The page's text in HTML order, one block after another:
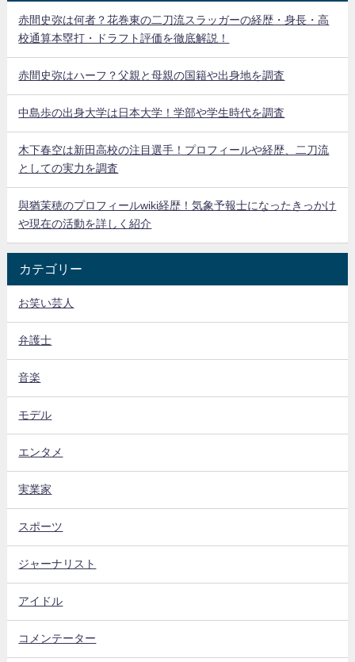
赤間史弥は何者？花巻東の二刀流スラッガーの経歴・身長・高
校通算本塁打・ドラフト評価を徹底解説！
赤間史弥はハーフ？父親と母親の国籍や出身地を調査
中島歩の出身大学は日本大学！学部や学生時代を調査
木下春空は新田高校の注目選手！プロフィールや経歴、二刀流
としての実力を調査
與猶茉穂のプロフィールwiki経歴！気象予報士になったきっかけ
や現在の活動を詳しく紹介
カテゴリー
お笑い芸人
弁護士
音楽
モデル
エンタメ
実業家
スポーツ
ジャーナリスト
アイドル
コメンテーター